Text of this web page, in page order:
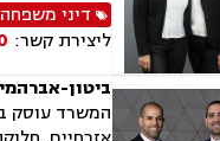
דיני משפחה
ליצירת קשר:
ביטון-
המשרד עוסק